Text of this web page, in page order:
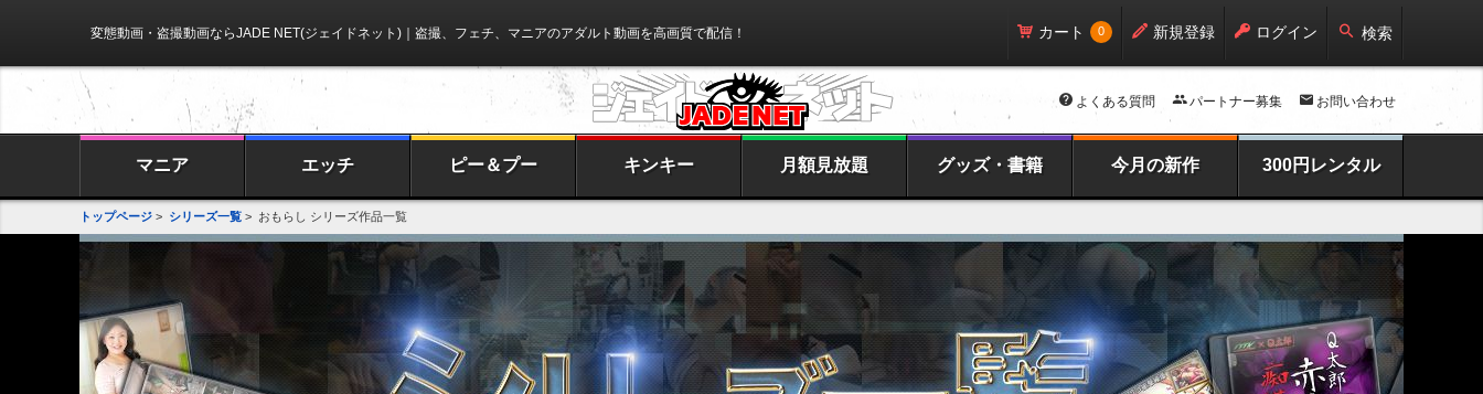
変態動画・盗撮動画ならJADE NET(ジェイドネット) ｜盗撮、フェチ、マニアのアダルト動画を高画質で配信！ カート 0 新規登録 ログイン 検索
よくある質問 パートナー募集 お問い合わせ
マニア エッチ ピー＆プー キンキー 月額見放題 グッズ・書籍 今月の新作 300円レンタル
トップページ > シリーズ一覧 > おもらし シリーズ作品一覧